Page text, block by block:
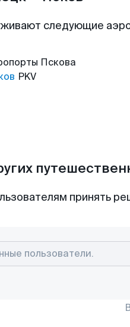
следующие
Пскова
PKV
принять